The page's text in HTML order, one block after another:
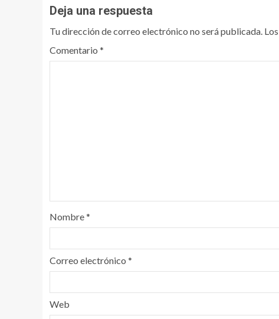
Deja una respuesta
Tu dirección de correo electrónico no será publicada.
Comentario *
Nombre*
Correo electrónico *
Web